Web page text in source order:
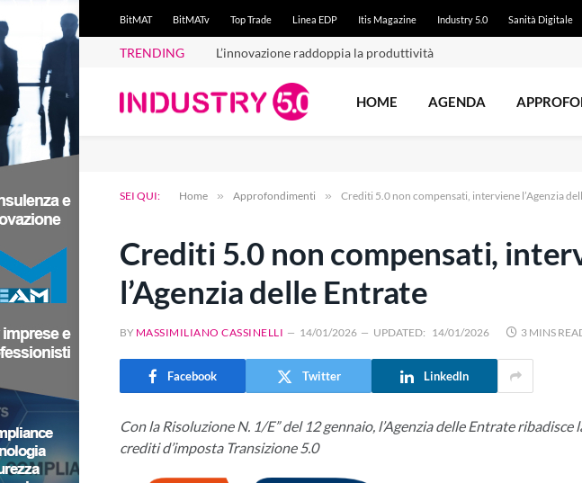
BitMAT BitMATv Top Trade Linea EDP Itis Magazine Industry 5.0 Sanità Digitale
TRENDING L’innovazione raddoppia la produttività
HOME AGENDA
SEI QUI: Home » Approfondimenti » Crediti 5.0 non compensati, interviene l’Agenzia
Crediti 5.0 non compensati,
l’Agenzia delle Entrate
BY MASSIMILIANO CASSINELLI 14/01/2026 UPDATED: 14/01/2026 3 MINS
Facebook Twitter LinkedIn
Con la Risoluzione N. 1/E” del 12 gennaio, l’Agenzia delle Entrate
crediti d’imposta Transizione 5.0